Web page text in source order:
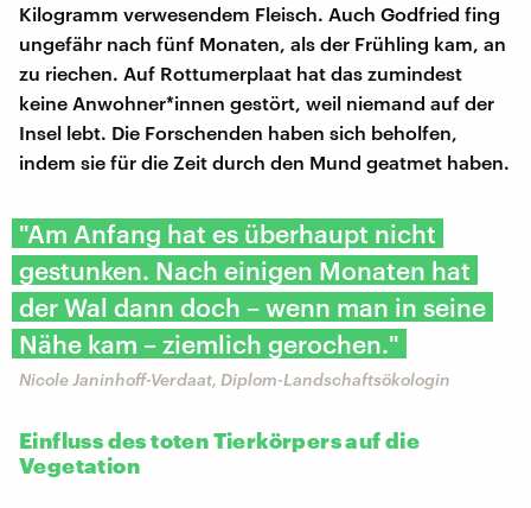
Kilogramm verwesendem Fleisch. Auch Godfried fing
ungefähr nach fünf Monaten, als der Frühling kam, an
zu riechen. Auf Rottumerplaat hat das zumindest
keine Anwohner*innen gestört, weil niemand auf der
Insel lebt. Die Forschenden haben sich beholfen,
indem sie für die Zeit durch den Mund geatmet haben.
"Am Anfang hat es überhaupt nicht
gestunken. Nach einigen Monaten hat
der Wal dann doch – wenn man in seine
Nähe kam – ziemlich gerochen."
Nicole Janinhoff-Verdaat, Diplom-Landschaftsökologin
Einfluss des toten Tierkörpers auf die
Vegetation